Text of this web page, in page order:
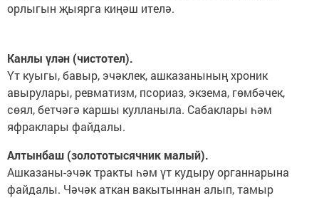
орлыгын җыярга киңәш ителә.
Канлы үлән (чистотел).
Үт куыгы, бавыр, эчәклек, ашказанының хроник
авырулары, ревматизм, псориаз, экзема, гөмбәчек,
сөял, бетчәгә каршы кулланыла. Сабаклары һәм
яфраклары файдалы.
Алтынбаш (золототысячник малый).
Ашказаны-эчәк тракты һәм үт кудыру органнарына
файдалы. Чәчәк аткан вакытыннан алып, тамыр